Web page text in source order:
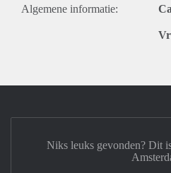
Algemene informatie:
Niks leuks gevonden? Dit